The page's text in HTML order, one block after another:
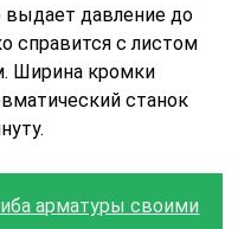
давление до
справится с листом
Ширина кромки
станок
арматуры своими